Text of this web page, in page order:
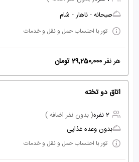
صبحانه - ناهار - شام
تور با احتساب حمل و نقل و خدمات
هر نفر29,250,000 تومان
اتاق دو تخته
2 نفره
( بدون نفر اضافه )
بدون وعده غذایی
تور با احتساب حمل و نقل و خدمات